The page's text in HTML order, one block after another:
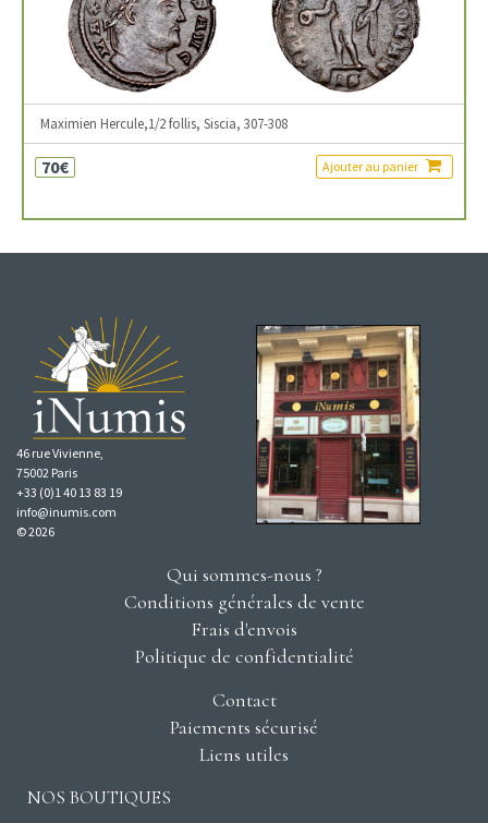
Maximien Hercule,1/2 follis, Siscia, 307-308
70€ Ajouter au panier
46 rue Vivienne,
75002 Paris
+33 (0)1 40 13 83 19
info@inumis.com
© 2026
Qui sommes-nous ?
Conditions générales de vente
Frais d'envois
Politique de confidentialité
Contact
Paiements sécurisé
Liens utiles
NOS BOUTIQUES